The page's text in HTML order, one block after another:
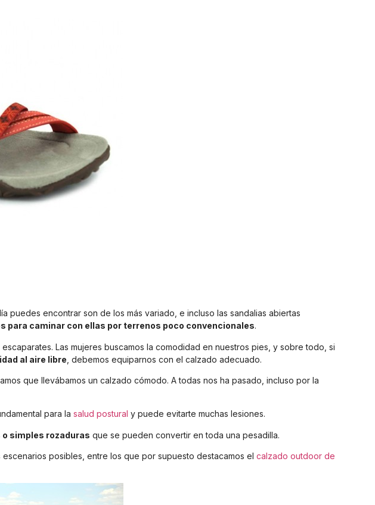
encontrar son de los más variado, e incluso las sandalias abiertas
para caminar con ellas por terrenos poco convencionales.
Las mujeres buscamos la comodidad en nuestros pies, y sobre todo, si
al aire libre , debemos equiparnos con el calzado adecuado.
que llevábamos un calzado cómodo. A todas nos ha pasado, incluso por la
para la salud postural y puede evitarte muchas lesiones.
simples rozaduras que se pueden convertir en toda una pesadilla.
posibles, entre los que por supuesto destacamos el calzado outdoor de